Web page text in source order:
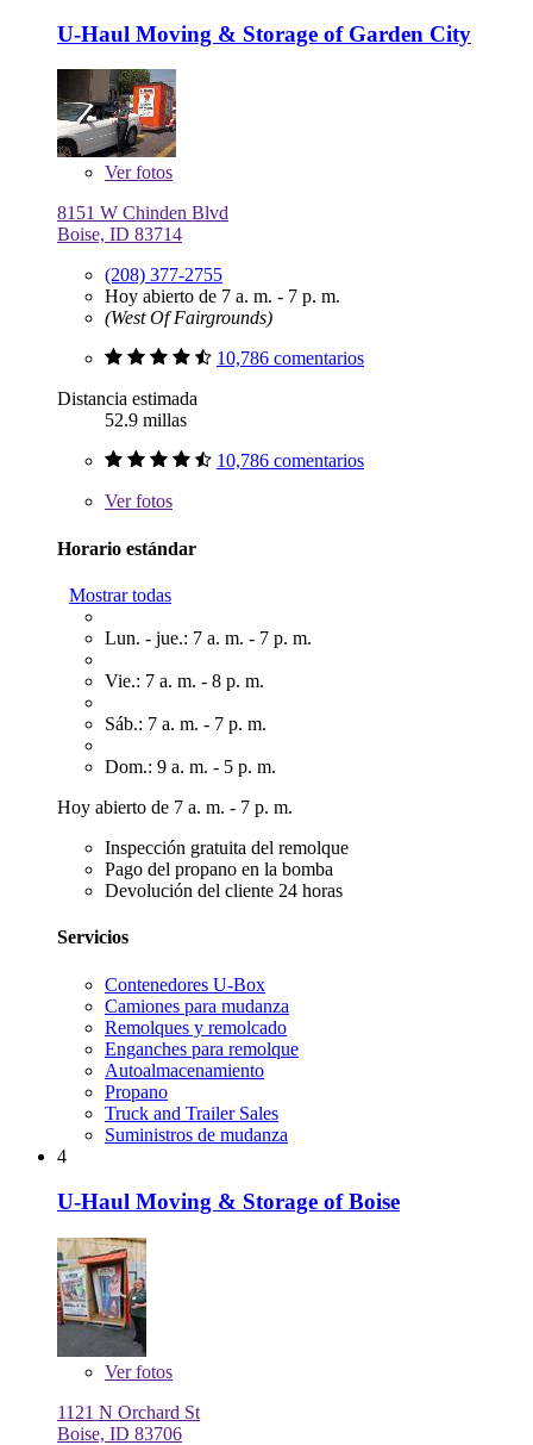
U-Haul Moving & Storage of Garden City
Verfotos
8151 W Chinden Blvd
Boise, ID 83714
(208) 377-2755
Hoy abierto de 7 a. m. - 7 p. m.
(West Of Fairgrounds)
10,786 comentarios
Distancia estimada
52.9 millas
10,786 comentarios
Verfotos
Horario estándar
Mostrar todas
Lun. - jue.: 7 a. m. - 7 p. m.
Vie.: 7 a. m. - 8 p. m.
Sáb.: 7 a. m. - 7 p. m.
Dom.: 9 a. m. - 5 p. m.
Hoy abierto de 7 a. m. - 7 p. m.
Inspección gratuita del remolque
Pago del propano en la bomba
Devolución del cliente 24 horas
Servicios
Contenedores U-Box
Camiones para mudanza
Remolques y remolcado
Enganches para remolque
Autoalmacenamiento
Propano
Truck and Trailer Sales
Suministros de mudanza
4
U-Haul Moving & Storage of Boise
Verfotos
1121 N Orchard St
Boise, ID 83706